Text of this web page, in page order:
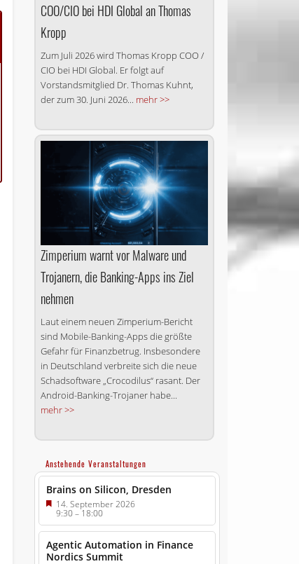
COO/CIO bei HDI Global an Thomas
Kropp
Zum Juli 2026 wird Thomas Kropp COO /
CIO bei HDI Global. Er folgt auf
Vorstandsmitglied Dr. Thomas Kuhnt,
der zum 30. Juni 2026... mehr >>
Zimperium warnt vor Malware und
Trojanern, die Banking-Apps ins Ziel
nehmen
Laut einem neuen Zimperium-Bericht
sind Mobile-Banking-Apps die größte
Gefahr für Finanzbetrug. Insbesondere
in Deutschland verbreite sich die neue
Schadsoftware „Crocodilus“ rasant. Der
Android-Banking-Trojaner habe...
mehr >>
Anstehende Veranstaltungen
Brains on Silicon, Dresden
14. September 2026
9:30–18:00
Agentic Automation in Finance
Nordics Summit